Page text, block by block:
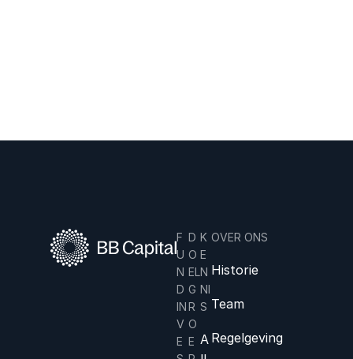
F
U
N
D
IN
V
E
D
O
EL
G
R
O
E
K
E
N
NI
S
A
OVER ONS
Historie
Team
Regelgeving